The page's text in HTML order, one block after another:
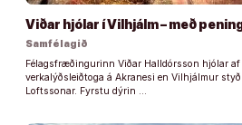
Viðar hjólar í Vilhjálm – með
Samfélagið
Félagsfræðingurinn Viðar Halldórsson hjólar
verkalýðsleiðtoga á Akranesi en Vilhjálmur
Loftssonar. Fyrstu dýrin …